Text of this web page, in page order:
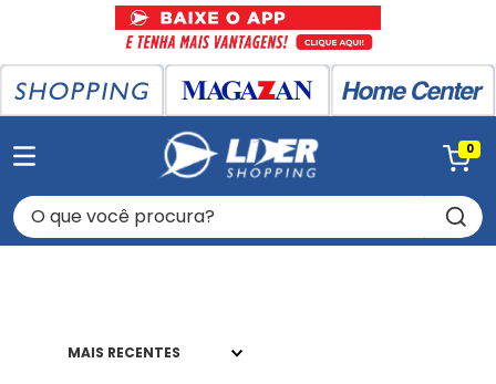
0
O que você procura?
MAIS RECENTES